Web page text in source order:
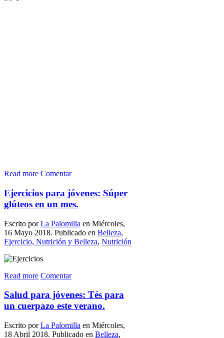
Read more Comentar
Ejercicios para jóvenes: Súper
glúteos en un mes.
Escrito porLa Palomilla en Miércoles,
16 Mayo 2018. Publicado en Belleza,
Ejercicio, Nutrición y Belleza, Nutrición
Read more Comentar
Salud para jóvenes: Tés para
un cuerpazo este verano.
Escrito porLa Palomilla en Miércoles,
18 Abril 2018. Publicado en Belleza,